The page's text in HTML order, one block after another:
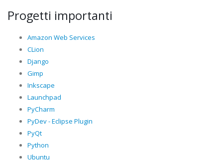
Progetti importanti
Amazon Web Services
CLion
Django
Gimp
Inkscape
Launchpad
PyCharm
PyDev - Eclipse Plugin
PyQt
Python
Ubuntu